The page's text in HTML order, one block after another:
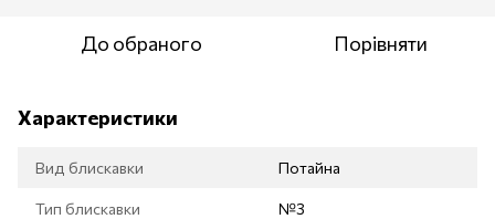
До обраного Порівняти
Характеристики
Вид блискавки Потайна
Тип блискавки №3